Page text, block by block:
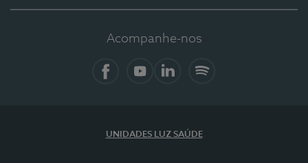
Acompanhe-nos
UNIDADES LUZ SAÚDE